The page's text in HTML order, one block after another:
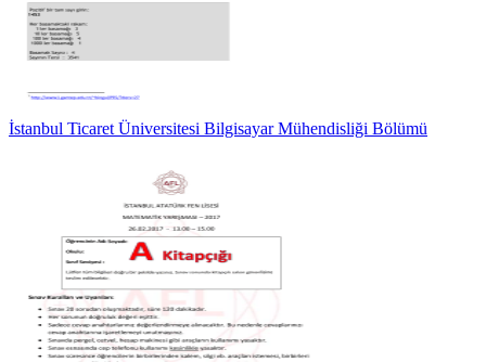
İstanbul Ticaret Üniversitesi Bilgisayar Mühendisliği Bölümü